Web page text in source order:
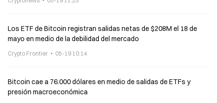
Los ETF de Bitcoin registran salidas netas de $208M el 18 de
mayo en medio de la debilidad del mercado
Crypto Frontier 05-19 10:14
Bitcoin cae a 76.000 dólares en medio de salidas de ETFs y
presión macroeconómica